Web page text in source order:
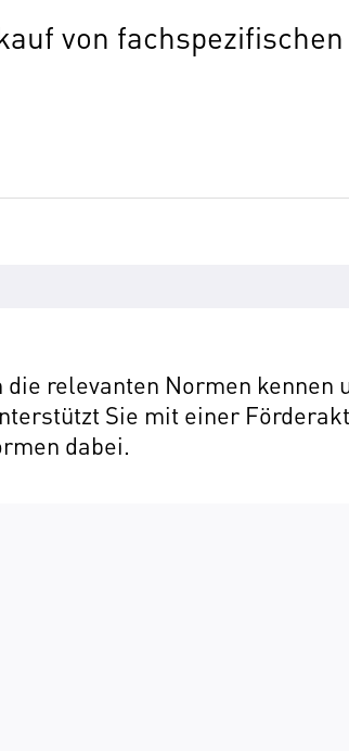
von fachspezifischen
relevanten Normen kennen
Sie mit einer
dabei.